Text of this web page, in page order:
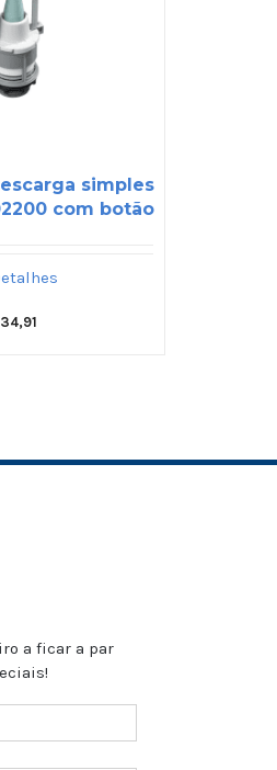
simples
com botão
34,91
a ficar a par